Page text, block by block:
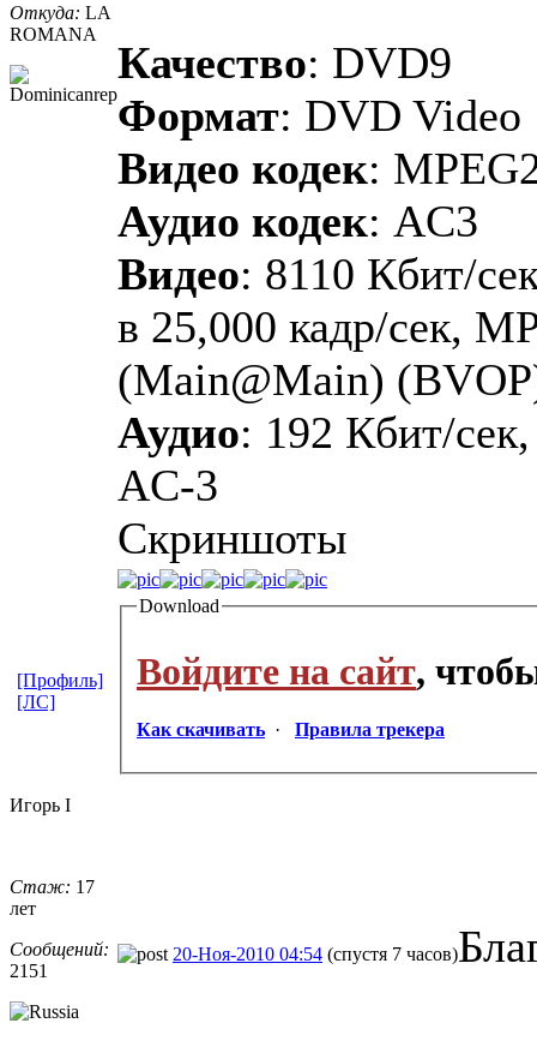
Откуда: LA
ROMANA
Качество: DVD9
Формат: DVD Video
Видео кодек:
Аудио кодек: AC3
Видео: 8110 Кбит/
в 25,000 кадр/сек,
(Main@Main)
Аудио: 192 Кбит/
AC-3
Cкриншоты
Download
Войдите на сайт,
Как скачивать · Правила трекера
[Профиль]
[ЛС]
Игорь I
Стаж: 17
лет
Сообщений:
2151
20-Ноя-2010 04:54 (спустя 7 часов)